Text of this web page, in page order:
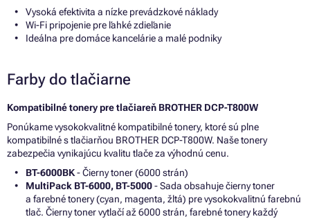
Vysoká efektivita a nízke prevádzkové náklady
Wi-Fi pripojenie pre ľahké zdieľanie
Ideálna pre domáce kancelárie a malé podniky
Farby do tlačiarne
Kompatibilné tonery pre tlačiareň BROTHER DCP-T800W
Ponúkame vysokokvalitné kompatibilné tonery, ktoré sú plne
kompatibilné s tlačiarňou BROTHER DCP-T800W. Naše tonery
zabezpečia vynikajúcu kvalitu tlače za výhodnú cenu.
BT-6000BK- Čierny toner (6000 strán)
MultiPack BT-6000, BT-5000- Sada obsahuje čierny toner
a farebné tonery (cyan, magenta, žltá) pre vysokokvalitnú farebnú
tlač. Čierny toner vytlačí až 6000 strán, farebné tonery každý